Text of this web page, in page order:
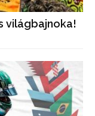
világbajnoka!